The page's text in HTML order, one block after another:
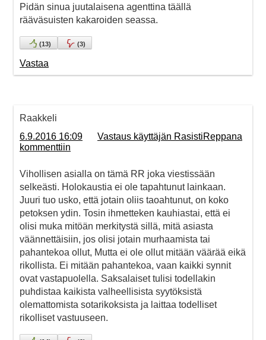
Pidän sinua juutalaisena agenttina täällä
rääväsuisten kakaroiden seassa.
(13) (3)
Vastaa
Raakkeli
6.9.2016 16:09
Vastaus käyttäjän RasistiReppana
kommenttiin
Vihollisen asialla on tämä RR joka viestissään
selkeästi. Holokaustia ei ole tapahtunut lainkaan.
Juuri tuo usko, että jotain oliis taoahtunut, on koko
petoksen ydin. Tosin ihmetteken kauhiastai, että ei
olisi muka mitöän merkitystä sillä, mitä asiasta
väännettäisiin, jos olisi jotain murhaamista tai
pahantekoa ollut, Mutta ei ole ollut mitään väärää eikä
rikollista. Ei mitään pahantekoa, vaan kaikki synnit
ovat vastapuolella. Saksalaiset tulisi todellakin
puhdistaa kaikista valheellisista syytöksistä
olemattomista sotarikoksista ja laittaa todelliset
rikolliset vastuuseen.